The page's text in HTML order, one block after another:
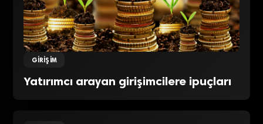
GIRIŞIM
Yatırımcı arayan girişimcilere ipuçları